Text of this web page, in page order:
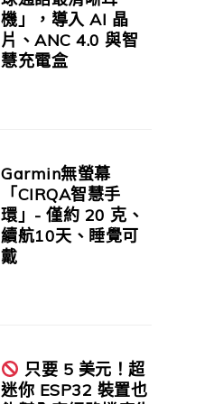
機」，導入 AI 晶
片、ANC 4.0 與智
慧充電盒
Garmin無螢幕
「CIRQA智慧手
環」- 僅約 20 克、
續航10天、睡覺可
戴
只要 5 美元！超
迷你 ESP32 裝置也